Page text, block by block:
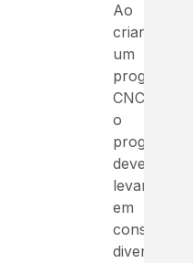
Ao
criar
um
programa
CNC,
o
deve
levar
em
diversos